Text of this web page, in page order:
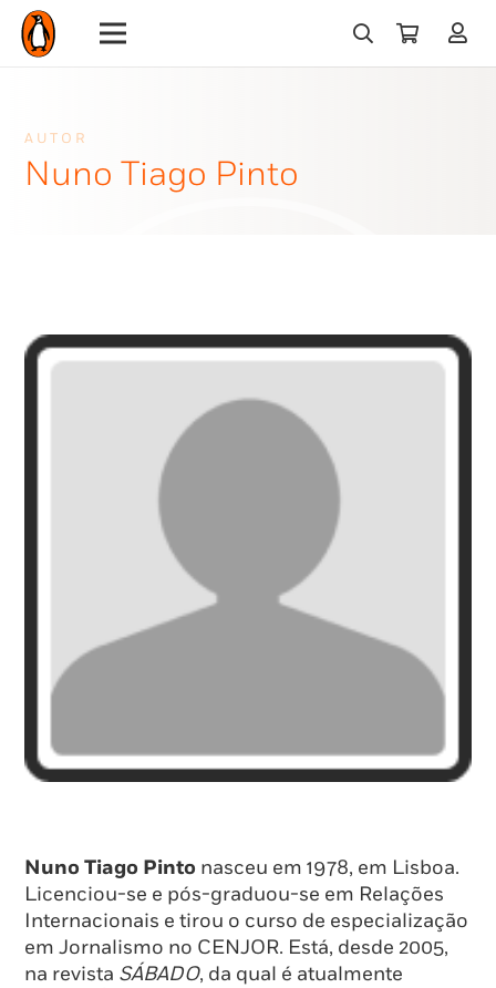
AUTOR
Nuno Tiago Pinto
Nuno Tiago Pinto nasceu em 1978, em Lisboa.
Licenciou-se e pós-graduou-se em Relações
Internacionais e tirou o curso de especialização
em Jornalismo no CENJOR. Está, desde 2005,
na revista SÁBADO, da qual é atualmente